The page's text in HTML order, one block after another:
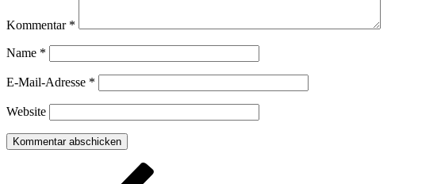
Kommentar *
Name *
E-Mail-Adresse *
Website
Beitragsnavigation